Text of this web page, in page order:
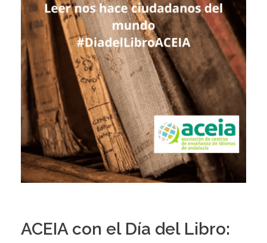
ACEIA con el Día del Libro: